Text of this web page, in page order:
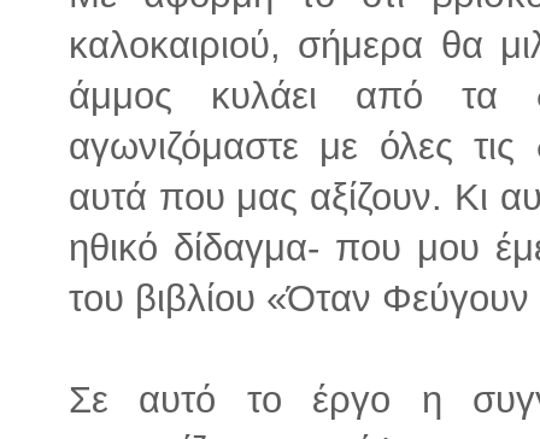
καλοκαιριού, σήμερα θα
άμμος κυλάει από τα
αγωνιζόμαστε με όλες
αυτά που μας αξίζουν. Κι
ηθικό δίδαγμα- που μου
του βιβλίου «Όταν
Σε αυτό το έργο η